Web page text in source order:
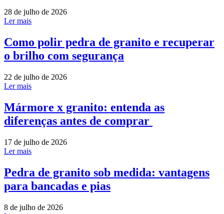
28 de julho de 2026
Ler mais
Como polir pedra de granito e recuperar
o brilho com segurança
22 de julho de 2026
Ler mais
Mármore x granito: entenda as
diferenças antes de comprar
17 de julho de 2026
Ler mais
Pedra de granito sob medida: vantagens
para bancadas e pias
8 de julho de 2026